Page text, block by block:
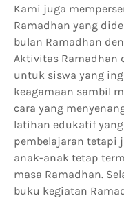
Kami juga
Ramadhan yang
bulan Ramadhan
Aktivitas Ramadhan
untuk siswa yang
keagamaan sambil
cara yang
latihan edukatif
pembelajaran tetapi
anak-anak tetap
masa Ramadhan.
buku kegiatan